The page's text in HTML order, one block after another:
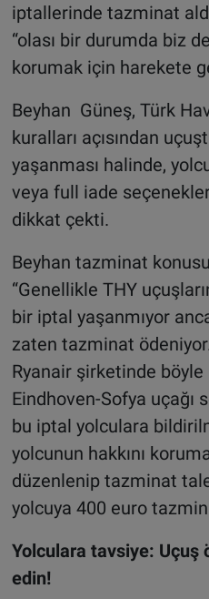
iptallerinde tazminat
“olası bir durumda biz
korumak için harekete
Beyhan Güneş, Türk
kuralları açısından
yaşanması halinde,
veya full iade
dikkat çekti.
Beyhan tazminat
“Genellikle THY
bir iptal yaşanmıyor
zaten tazminat
Ryanair şirketinde böyle
Eindhoven-Sofya uçağı
bu iptal yolculara
yolcunun hakkını
düzenlenip tazminat
yolcuya 400 euro
Yolculara tavsiye:
edin!